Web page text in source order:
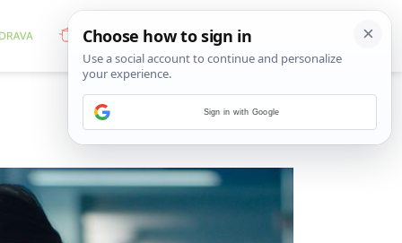
Sign in with Google